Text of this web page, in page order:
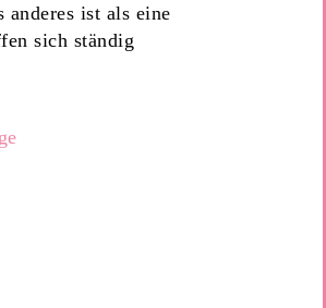
ist als eine
sich ständig